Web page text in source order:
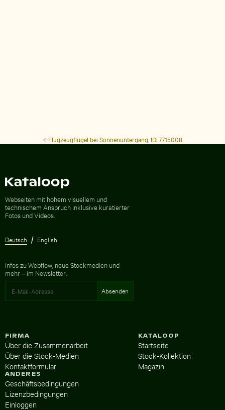
Flugzeugflügel bei Sonnenuntergang, ID: 7715008
Webseiten mit hohem visuellem und
technischem Anspruch inklusive kuratierter
Fotos und Videos.
Deutsch English
Infos zu Webflow, neue Stockmedien und
mehr – im Newsletter:
KATALOOP
Startseite
Stock-Kollektion
Magazin
FIRMA
Über die Zusammenarbeit
Über die Stock-Medien
Kontaktformular
ANDERES
Geschäftsbedingungen
Lizenzbedingungen
Einloggen